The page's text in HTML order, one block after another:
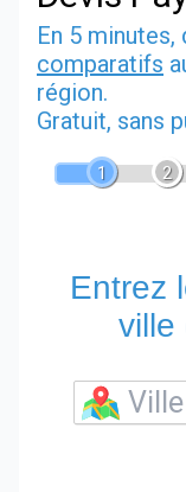
En 5 minutes,
comparatifs
région.
Gratuit, sans
1 2
Entrez
ville